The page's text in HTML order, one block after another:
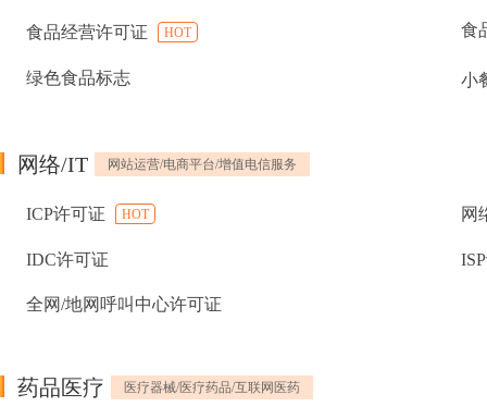
食品经营许可证 HOT 食
绿色食品标志 小
网络/IT 网站运营/电商平台/增值电信服务
ICP许可证 HOT 网
IDC许可证
全网/地网呼叫中心许可证
药品医疗 医疗器械/医疗药品/互联网医药